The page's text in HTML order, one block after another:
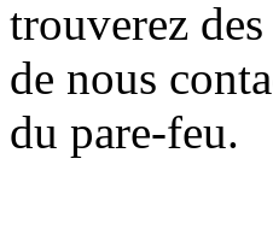
trouverez
de nous
du pare-feu.